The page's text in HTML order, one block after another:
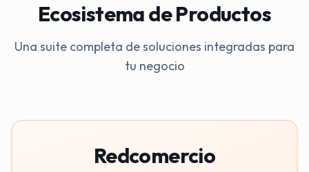
Ecosistema de Productos
Una suite completa de soluciones integradas para
tu negocio
Redcomercio